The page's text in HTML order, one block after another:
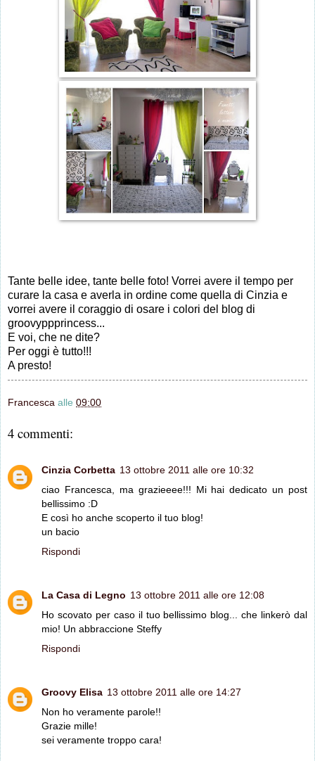
Tante belle idee, tante belle foto! Vorrei avere il tempo per
curare la casa e averla in ordine come quella di Cinzia e
vorrei avere il coraggio di osare i colori del blog di
groovyppprincess...
E voi, che ne dite?
Per oggi è tutto!!!
A presto!
Francesca alle 09:00
4 commenti:
Cinzia Corbetta 13 ottobre 2011 alle ore 10:32
ciao Francesca, ma grazieeee!!! Mi hai dedicato un post
bellissimo :D
E così ho anche scoperto il tuo blog!
un bacio
Rispondi
La Casa di Legno 13 ottobre 2011 alle ore 12:08
Ho scovato per caso il tuo bellissimo blog... che linkerò dal
mio! Un abbraccione Steffy
Rispondi
Groovy Elisa 13 ottobre 2011 alle ore 14:27
Non ho veramente parole!!
Grazie mille!
sei veramente troppo cara!